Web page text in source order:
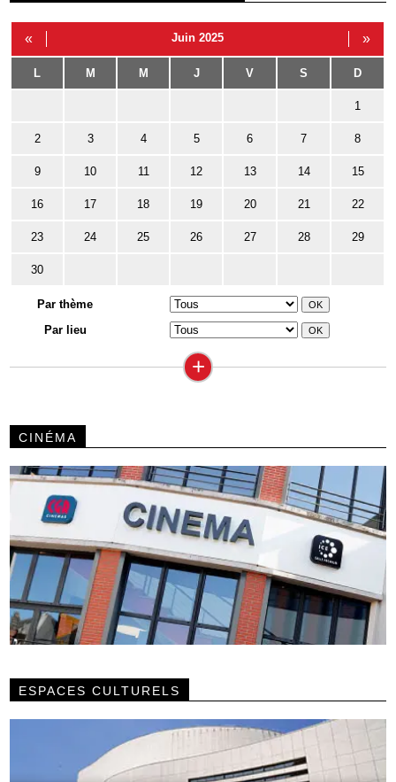
« Juin 2025 »
L M M J V S D
1
2 3 4 5 6 7 8
9 10 11 12 13 14 15
16 17 18 19 20 21 22
23 24 25 26 27 28 29
30
Par thème
Par lieu
+
CINÉMA
ESPACES CULTURELS